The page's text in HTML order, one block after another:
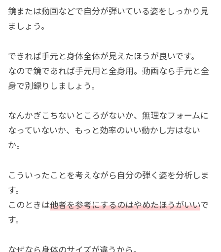
鏡または動画などで自分が弾いている姿をしっかり見
ましょう。
できれば手元と身体全体が見えたほうが良いです。
なので鏡であれば手元用と全身用。動画なら手元と全
身で別録りしましょう。
なんかぎこちないところがないか、無理なフォームに
なっていないか、もっと効率のいい動かし方はない
か。
こういったことを考えながら自分の弾く姿を分析しま
す。
このときは他者を参考にするのはやめたほうがいいで
す。
なぜなら身体のサイズが違うから。